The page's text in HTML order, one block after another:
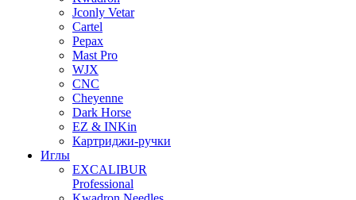
Jconly Vetar
Cartel
Pepax
Mast Pro
WJX
CNC
Cheyenne
Dark Horse
EZ & INKin
Картриджи-ручки
Иглы
EXCALIBUR
Professional